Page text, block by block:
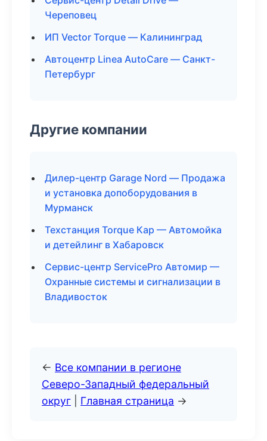
Череповец
ИП Vector Torque — Калининград
Автоцентр Linea AutoCare — Санкт-
Петербург
Другие компании
Дилер-центр Garage Nord — Продажа
и установка допоборудования в
Мурманск
Техстанция Torque Кар — Автомойка
и детейлинг в Хабаровск
Сервис-центр ServicePro Автомир —
Охранные системы и сигнализации в
Владивосток
← Все компании в регионе
Северо-Западный федеральный
округ
Главная страница →